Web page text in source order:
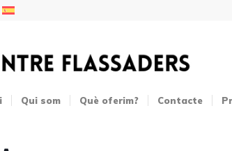
Qui som Què oferim? Contacte